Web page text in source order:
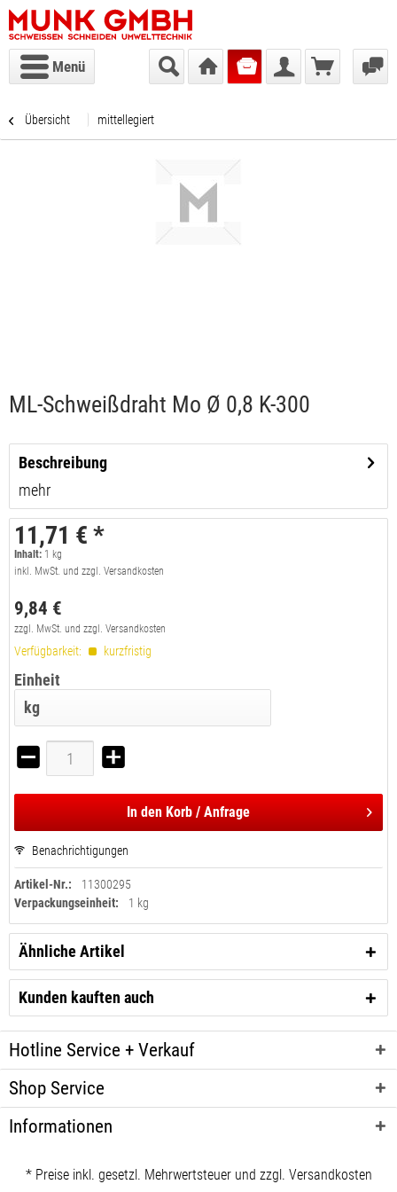
Menü
Übersicht mittellegiert
ML-Schweißdraht Mo Ø 0,8 K-300
Beschreibung
mehr
11,71 € *
Inhalt: 1 kg
inkl. MwSt. und zzgl. Versandkosten
9,84 €
zzgl. MwSt. und zzgl. Versandkosten
Verfügbarkeit: kurzfristig
Einheit
In den Korb / Anfrage
Benachrichtigungen
Artikel-Nr.:
11300295
Verpackungseinheit:
1 kg
Ähnliche Artikel
Kunden kauften auch
Hotline Service + Verkauf
Shop Service
Informationen
* Preise inkl. gesetzl. Mehrwertsteuer und zzgl. Versandkosten